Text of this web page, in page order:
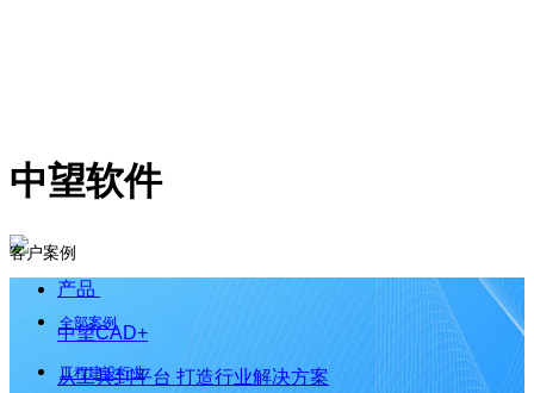
中望软件
产品
中望CAD+
从工具到平台 打造行业解决方案
客户案例
全部案例
工程建设行业